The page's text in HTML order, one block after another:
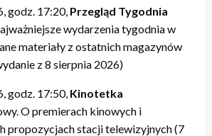
godz. 17:20, Przegląd Tygodnia
wydarzenia tygodnia w
materiały z ostatnich magazynów
z 8 sierpnia 2026)
godz. 17:50, Kinotetka
O premierach kinowych i
propozycjach stacji telewizyjnych (7